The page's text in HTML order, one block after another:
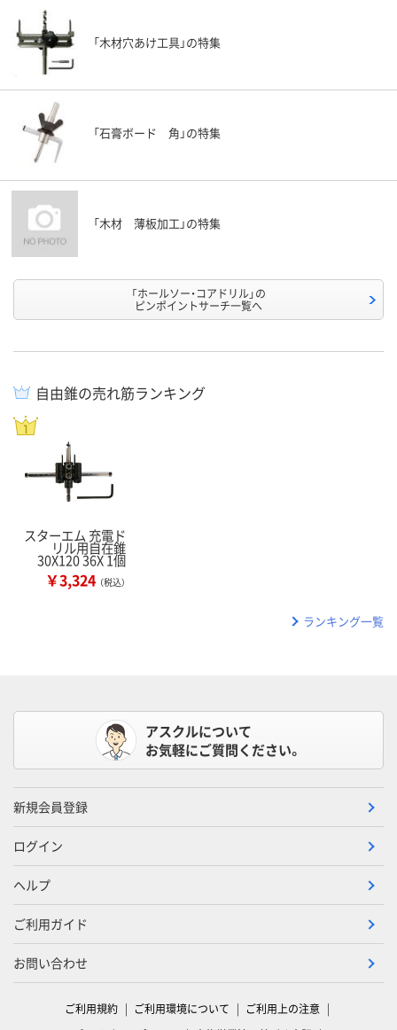
「木材穴あけ工具」の特集
「石膏ボード 角」の特集
「木材 薄板加工」の特集
「ホールソー・コアドリル」の
ピンポイントサーチ一覧へ
自由錐の売れ筋ランキング
スターエム 充電ド
リル用自在錐
30X120 36X 1個
￥3,324 （税込）
ランキング一覧
アスクルについて
お気軽にご質問ください。
新規会員登録
ログイン
ヘルプ
ご利用ガイド
お問い合わせ
ご利用規約 ご利用環境について
ご利用上の注意